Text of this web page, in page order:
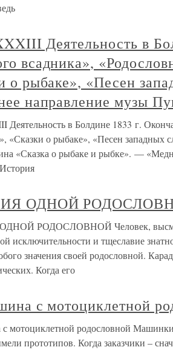
Деятельность в
всадника»,
о рыбаке», «Песен
направление музы
Деятельность в Болдине 1833 г.
«Сказки о рыбаке», «Песен западных
«Сказка о рыбаке и рыбке». —
ОДНОЙ
РОДОСЛОВНОЙ Человек,
исключительности и тщеславие
значения своей родословной.
Когда его
с мотоциклетной
мотоциклетной родословной
прототипов. Когда заказчики –